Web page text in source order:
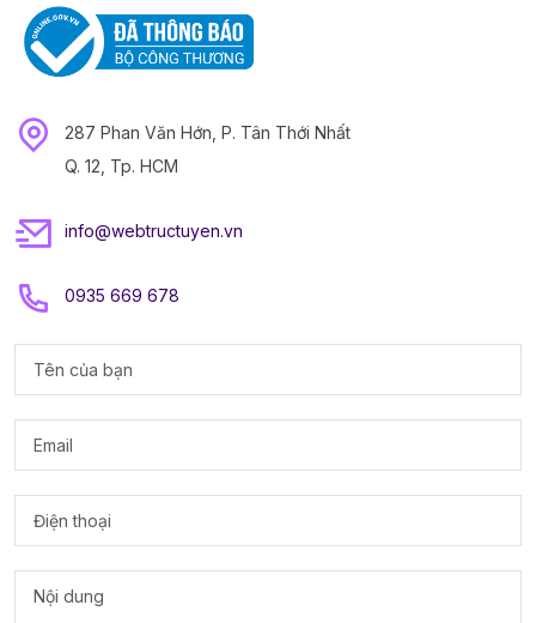
287 Phan Văn Hớn, P. Tân Thới Nhất
Q. 12, Tp. HCM
info@webtructuyen.vn
0935 669 678